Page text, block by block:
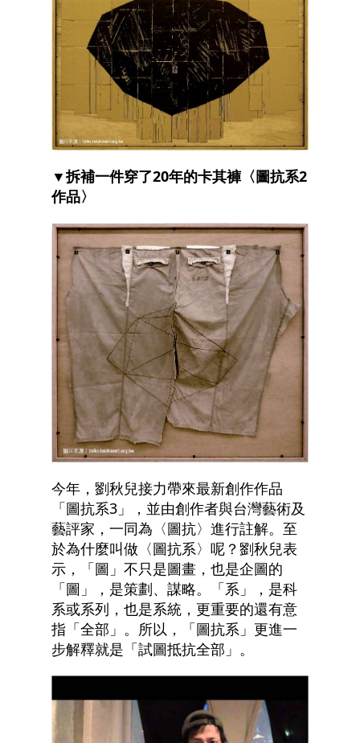
▼拆補一件穿了20年的卡其褲〈圖抗系2
作品〉
今年，劉秋兒接力帶來最新創作作品
「圖抗系3」，並由創作者與台灣藝術及
藝評家，一同為〈圖抗〉進行註解。至
於為什麼叫做〈圖抗系〉呢？劉秋兒表
示，「圖」不只是圖畫，也是企圖的
「圖」，是策劃、謀略。「系」，是科
系或系列，也是系統，更重要的還有意
指「全部」。所以，「圖抗系」更進一
步解釋就是「試圖抵抗全部」。